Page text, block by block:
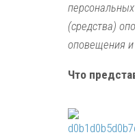
(средства)
оповещения
Что